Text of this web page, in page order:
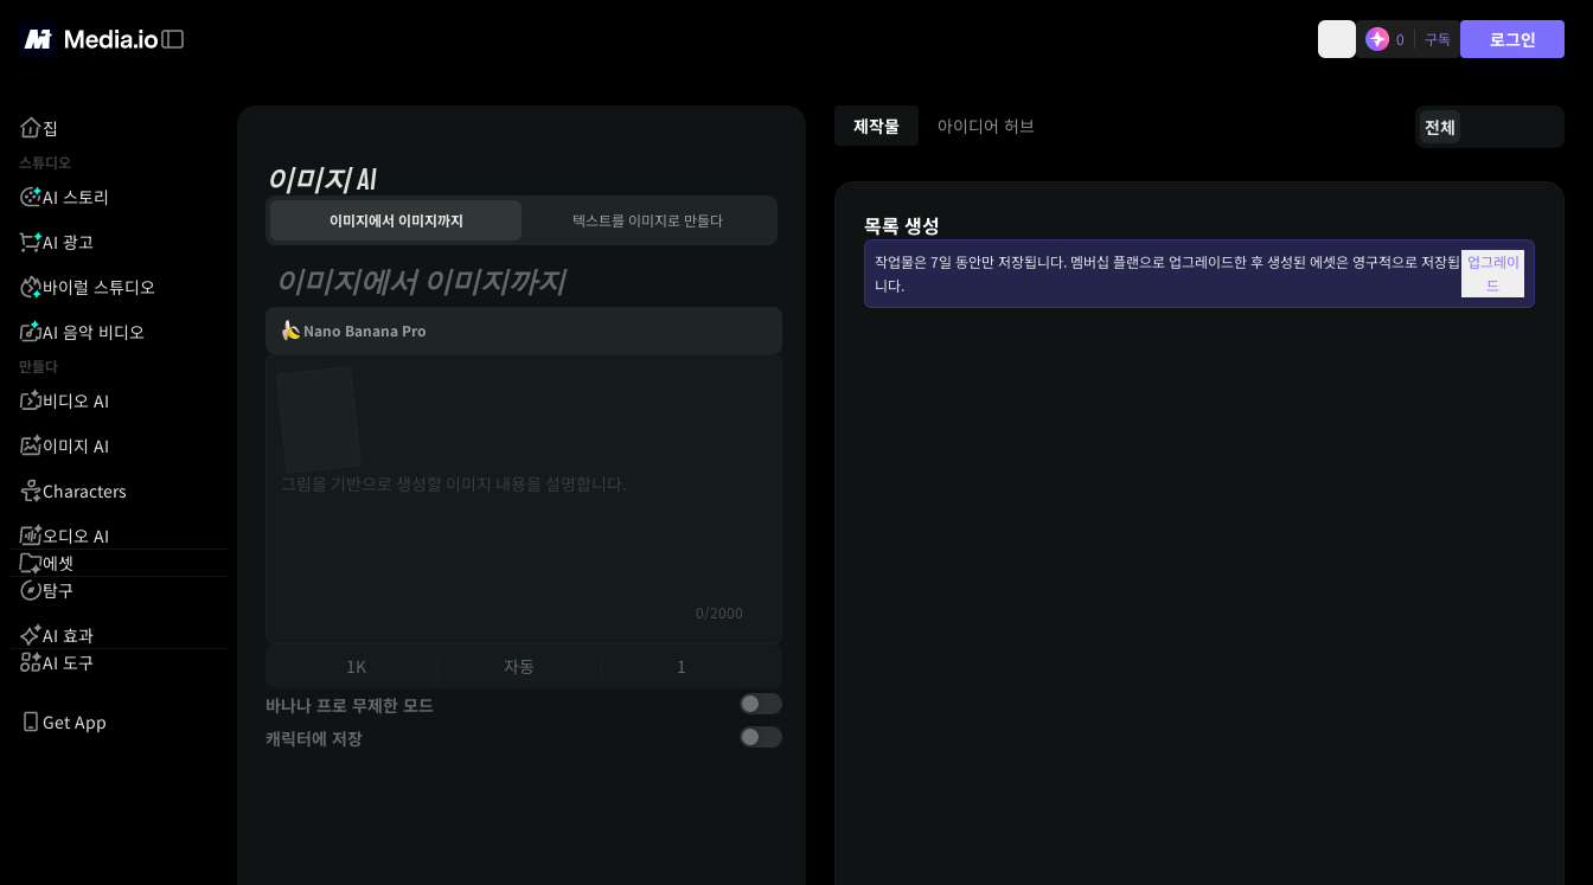
0 구독 로그인
집
스튜디오
AI 스토리
AI 광고
바이럴 스튜디오
AI 음악 비디오
만들다
비디오 AI
이미지 AI
Characters
오디오 AI
에셋
탐구
AI 효과
AI 도구
Get App
이미지 AI
이미지에서 이미지까지 텍스트를 이미지로 만들다
이미지에서 이미지까지
Nano Banana Pro
0/2000
1K 자동
1
바나나 프로 무제한 모드
캐릭터에 저장
제작물 아이디어 허브 전체
목록 생성
작업물은 7일 동안만 저장됩니다. 멤버십 플랜으로 업그레이드한 후 생성된 에셋은 영구적으로 저장됩
니다.
업그레이
드